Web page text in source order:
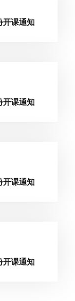
开课通知
开课通知
开课通知
开课通知